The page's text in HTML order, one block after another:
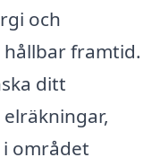
och
framtid.
ditt
området